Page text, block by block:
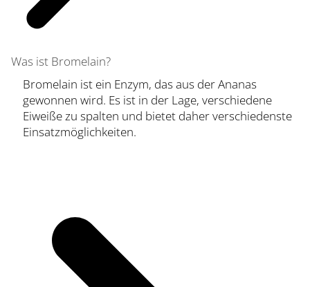
Was ist Bromelain?
Bromelain ist ein Enzym, das aus der Ananas
gewonnen wird. Es ist in der Lage, verschiedene
Eiweiße zu spalten und bietet daher verschiedenste
Einsatzmöglichkeiten.